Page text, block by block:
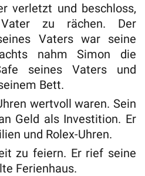
verletzt und beschloss,
zu rächen. Der
Vaters war seine
nahm Simon die
seines Vaters und
Bett.
wertvoll waren. Sein
Geld als Investition. Er
und Rolex-Uhren.
zu feiern. Er rief seine
Ferienhaus.